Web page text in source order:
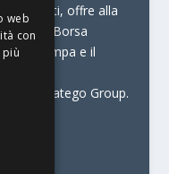
contenuti, offre alla
la Borsa
Stampa e il
di Stratego Group.
web
con
più